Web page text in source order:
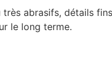
très abrasifs, détails
le long terme.